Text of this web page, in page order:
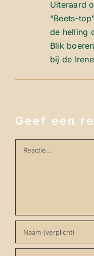
Uiteraard
“Beets-
de helling
Blik
bij de
Geef een
Reactie